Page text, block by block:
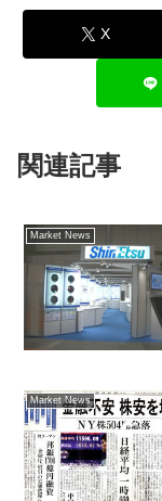
X
関連記事
Market News
Market News